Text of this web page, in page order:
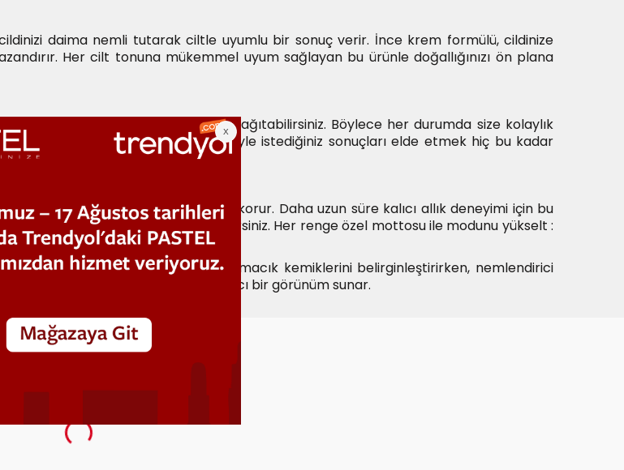
daima nemli tutarak ciltle uyumlu bir sonuç verir. İnce krem formülü, cildinize
Her cilt tonuna mükemmel uyum sağlayan bu ürünle doğallığınızı ön plana
uçlarınızla bile zahmetsizce dağıtabilirsiniz. Böylece her durumda size kolaylık
yumuşak dokulu allık formülüyle istediğiniz sonuçları elde etmek hiç bu kadar
bileşenler ile gün boyu tazeliğini korur. Daha uzun süre kalıcı allık deneyimi için bu
etkileyici görünmesini sağlayabilirsiniz. Her renge özel mottosu ile modunu yükselt :
bütünleşir; zengin pigmentleriyle elmacık kemiklerini belirginleştirirken, nemlendirici
doğal, ışıltılı ve uzun süre kalıcı bir görünüm sunar.